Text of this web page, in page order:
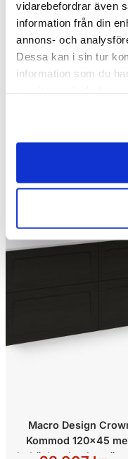
vidarebefordrar även
information från din
annons- och
Dessa kan i sin tur
information som du
Badrumsmöbler
Kampanj
Macro Design
Kommod 120x45
heltäckande